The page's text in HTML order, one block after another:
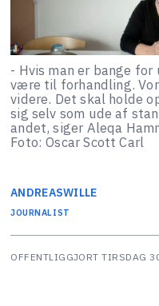
- Hvis man er bange
være til forhandling.
videre. Det skal holde
sig selv som ude af
andet, siger Aleqa
Foto: Oscar Scott Carl
ANDREASWILLE
JOURNALIST
OFFENTLIGGJORT TIRSDAG